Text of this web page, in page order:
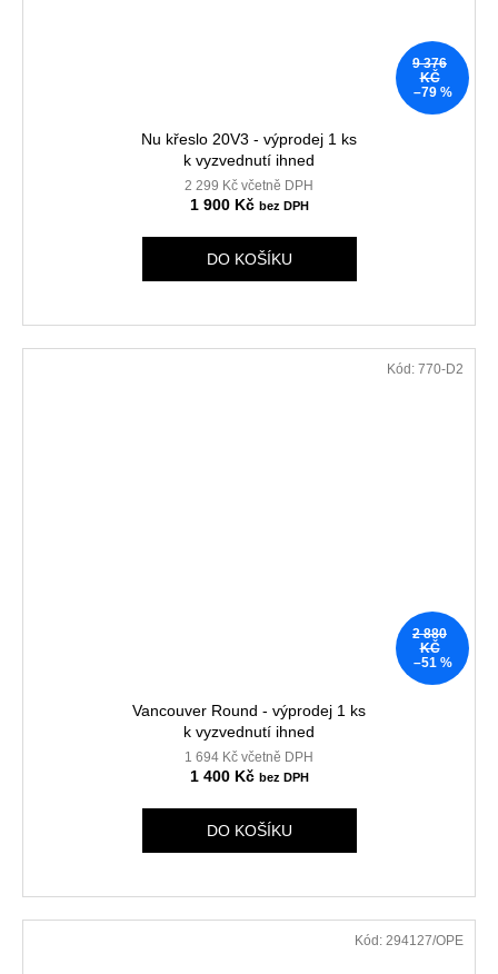
9 376
KČ
–79 %
Nu křeslo 20V3 - výprodej 1 ks
k vyzvednutí ihned
2 299 Kč včetně DPH
1 900 Kč
DO KOŠÍKU
2 880
KČ
–51 %
Vancouver Round - výprodej 1 ks
k vyzvednutí ihned
1 694 Kč včetně DPH
1 400 Kč
DO KOŠÍKU
Kód: 770-D2
Kód: 294127/OPE